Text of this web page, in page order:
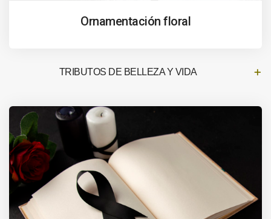
Ornamentación floral
TRIBUTOS DE BELLEZA Y VIDA